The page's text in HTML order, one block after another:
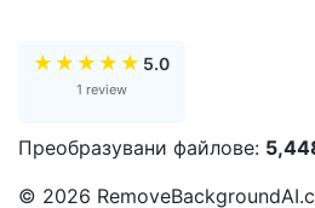
★ ★ ★ ★ ★ 5.0
1 review
Преобразувани файлове:
© 2026